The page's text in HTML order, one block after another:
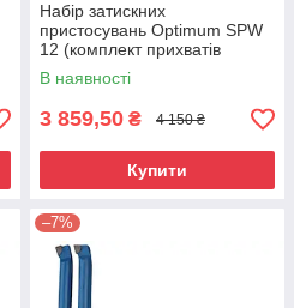
Набір затискних
пристосувань Optimum SPW
12 (комплект прихватів
станкових)
В наявності
3 859,50 ₴ 4 150 ₴
Купити
–7%